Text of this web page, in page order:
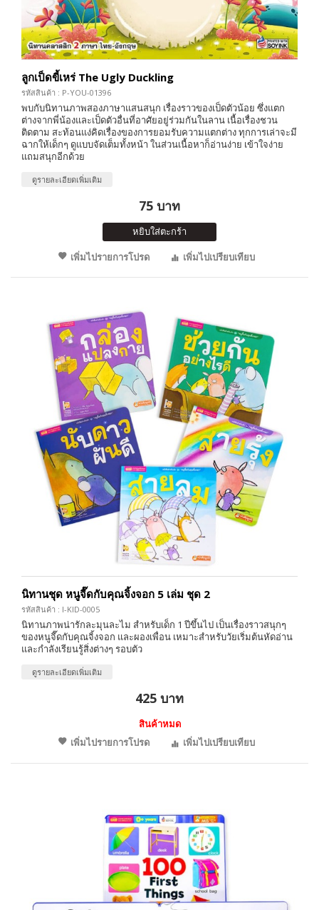
ลูกเป็ดขี้เหร่ The Ugly Duckling
รหัสสินค้า : P-YOU-01396
พบกับนิทานภาพสองภาษาแสนสนุก เรื่องราวของเป็ดตัวน้อย ซึ่งแตก
ต่างจากพี่น้องและเป็ดตัวอื่นที่อาศัยอยู่ร่วมกันในลาน เนื้อเรื่องชวน
ติดตาม สะท้อนแง่คิดเรื่องของการยอมรับความแตกต่าง ทุกการเล่าจะมี
ฉากให้เด็กๆ ดูแบบจัดเต็มทั้งหน้า ในส่วนเนื้อหาก็อ่านง่าย เข้าใจง่าย
แถมสนุกอีกด้วย
ดูรายละเอียดเพิ่มเติม
75 บาท
หยิบใส่ตะกร้า
เพิ่มไปรายการโปรด
เพิ่มไปเปรียบเทียบ
นิทานชุด หนูจี๊ดกับคุณจิ้งจอก 5 เล่ม ชุด 2
รหัสสินค้า : I-KID-0005
นิทานภาพน่ารักละมุนละไม สำหรับเด็ก 1 ปีขึ้นไป เป็นเรื่องราวสนุกๆ
ของหนูจี๊ดกับคุณจิ้งจอก และผองเพื่อน เหมาะสำหรับวัยเริ่มต้นหัดอ่าน
และกำลังเรียนรู้สิ่งต่างๆ รอบตัว
ดูรายละเอียดเพิ่มเติม
425 บาท
สินค้าหมด
เพิ่มไปรายการโปรด
เพิ่มไปเปรียบเทียบ